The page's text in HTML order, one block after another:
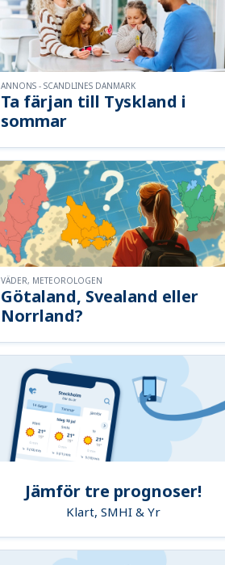
Ta färjan till Tyskland i
sommar
ANNONS - SCANDLINES DANMARK
Götaland, Svealand eller
Norrland?
VÄDER, METEOROLOGEN
Jämför tre prognoser!
Klart, SMHI & Yr